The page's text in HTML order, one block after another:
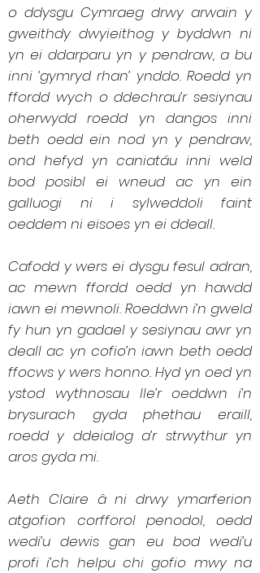
o ddysgu Cymraeg drwy arwain y
gweithdy dwyieithog y byddwn ni
yn ei ddarparu yn y pendraw, a bu
inni ‘gymryd rhan’ ynddo. Roedd yn
ffordd wych o ddechrau’r sesiynau
oherwydd roedd yn dangos inni
beth oedd ein nod yn y pendraw,
ond hefyd yn caniatáu inni weld
bod posibl ei wneud ac yn ein
galluogi ni i sylweddoli faint
oeddem ni eisoes yn ei ddeall.
Cafodd y wers ei dysgu fesul adran,
ac mewn ffordd oedd yn hawdd
iawn ei mewnoli. Roeddwn i’n gweld
fy hun yn gadael y sesiynau awr yn
deall ac yn cofio’n iawn beth oedd
ffocws y wers honno. Hyd yn oed yn
ystod wythnosau lle’r oeddwn i’n
brysurach gyda phethau eraill,
roedd y ddeialog a’r strwythur yn
aros gyda mi.
Aeth Claire â ni drwy ymarferion
atgofion corfforol penodol, oedd
wedi’u dewis gan eu bod wedi’u
profi i’ch helpu chi gofio mwy na